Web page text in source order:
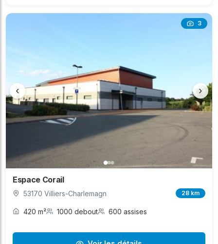
3
‹ ›
Espace Corail
53170 Villiers-Charlemagn 28 km
420 m² 1000 debout 600 assises